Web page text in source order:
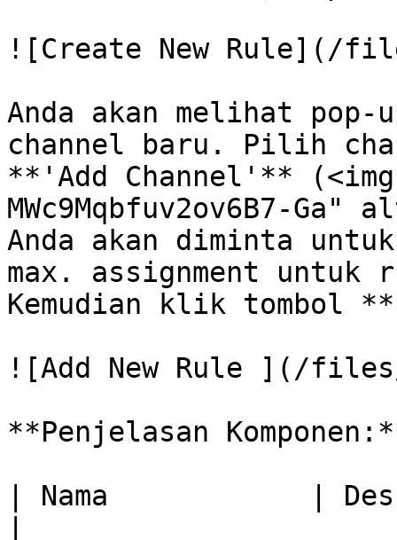
![Create New Rule](/
Anda akan melihat pop-
channel baru. Pilih
**'Add Channel'**
MWc9Mqbfuv2ov6B7-
Anda akan diminta untuk
max. assignment
Kemudian klik tombol
![Add New Rule ](/files/
**Penjelasan
| Nama            |